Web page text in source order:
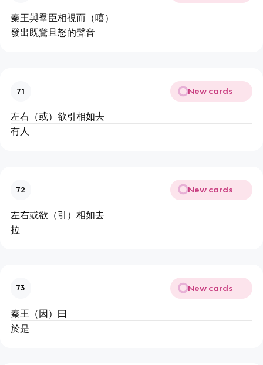
秦王與羣臣相視而（嘻）
發出既驚且怒的聲音
71 New cards
左右（或）欲引相如去
有人
72 New cards
左右或欲（引）相如去
拉
73 New cards
秦王（因）曰
於是